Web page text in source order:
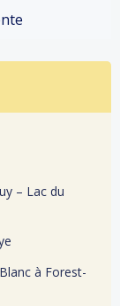
– Lac du
à Forest-